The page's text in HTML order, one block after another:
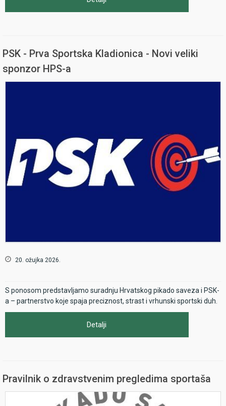
PSK - Prva Sportska Kladionica - Novi veliki
sponzor HPS-a
20. ožujka 2026.
S ponosom predstavljamo suradnju Hrvatskog pikado saveza i PSK-
a – partnerstvo koje spaja preciznost, strast i vrhunski sportski duh.
Detalji
Pravilnik o zdravstvenim pregledima sportaša